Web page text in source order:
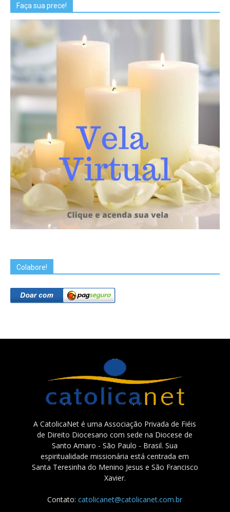
Faça sua prece!
Colabore!
A CatolicaNet é uma Associação Privada de Fiéis
de Direito Diocesano com sede na Diocese de
Santo Amaro - São Paulo - Brasil. Sua
espiritualidade missionária está centrada em
Santa Teresinha do Menino Jesus e São Francisco
Xavier.
Contato:catolicanet@catolicanet.com.br